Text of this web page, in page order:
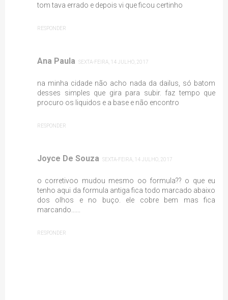
tom tava errado e depois vi que ficou certinho
RESPONDER
Ana Paula SEXTA-FEIRA, 14 JULHO, 2017
na minha cidade não acho nada da dailus, só batom
desses simples que gira para subir. faz tempo que
procuro os liquidos e a base e não encontro
RESPONDER
Joyce De Souza SEXTA-FEIRA, 14 JULHO, 2017
o corretivoo mudou mesmo oo formula?? o que eu
tenho aqui da formula antiga fica todo marcado abaixo
dos olhos e no buço. ele cobre bem mas fica
marcando......
RESPONDER